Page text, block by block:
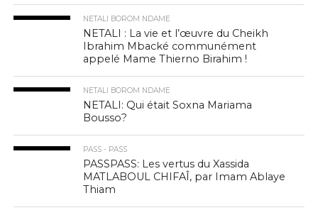
NETALI BOROM NDAME
NETALI : La vie et l’œuvre du Cheikh
Ibrahim Mbacké communément
appelé Mame Thierno Birahim !
NETALI BOROM NDAME
NETALI: Qui était Soxna Mariama
Bousso?
PASS - PASS
PASSPASS: Les vertus du Xassida
MATLABOUL CHIFAÎ, par Imam Ablaye
Thiam